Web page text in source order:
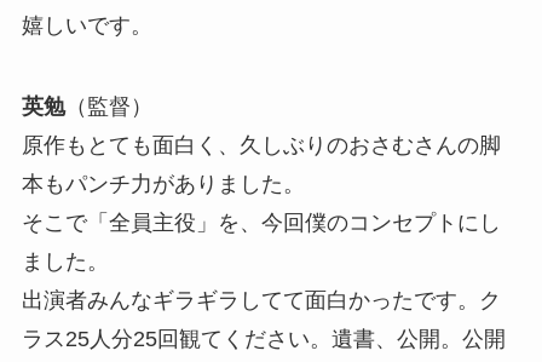
嬉しいです。
英勉（監督）
原作もとても面白く、久しぶりのおさむさんの脚
本もパンチ力がありました。
そこで「全員主役」を、今回僕のコンセプトにし
ました。
出演者みんなギラギラしてて面白かったです。ク
ラス25人分25回観てください。遺書、公開。公開